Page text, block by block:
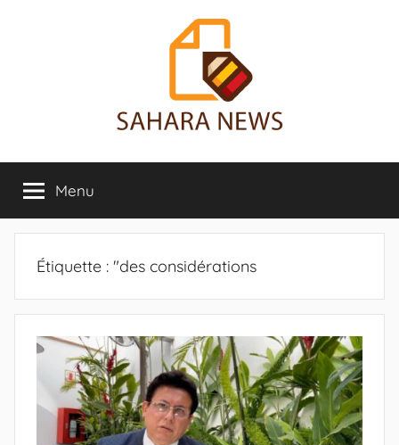
Sahara
News
sur
le
Sahara
révélée
Menu
Étiquette : "des considérations